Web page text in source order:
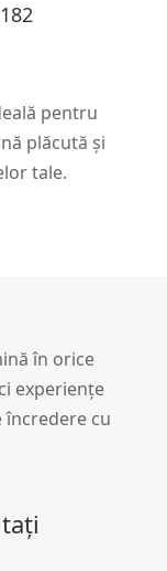
pentru
plăcută și
tale.
în orice
experiențe
cu